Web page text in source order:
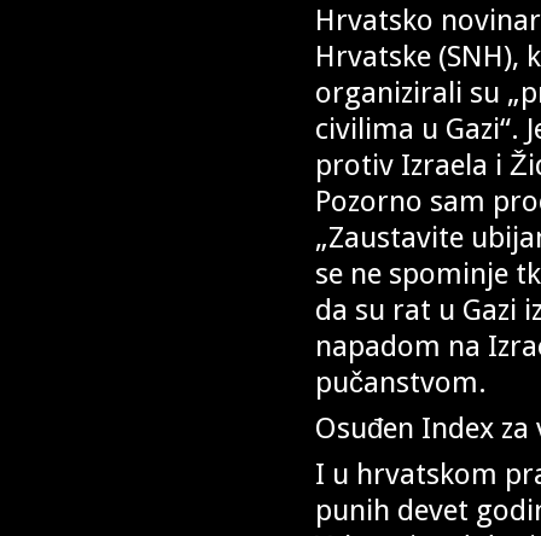
Hrvatsko
Hrvatske (SNH),
organizirali su
civilima u Gazi“.
protiv Izraela i
Pozorno sam
„Zaustavite
se ne spominje
da su rat u Gazi
napadom na
pučanstvom.
Osuđen Index
I u hrvatskom
punih devet